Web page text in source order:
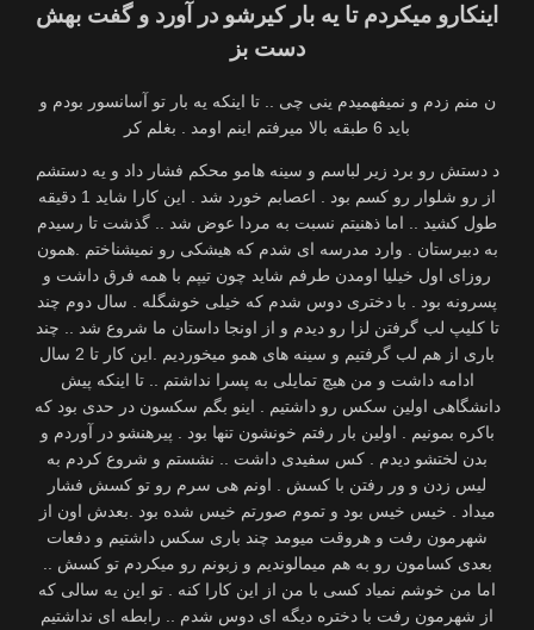
اینکارو میکردم تا یه بار کیرشو در آورد و گفت بهش
دست بز
ن منم زدم و نمیفهمیدم ینی چی .. تا اینکه یه بار تو آسانسور بودم و
باید 6 طبقه بالا میرفتم اینم اومد . بغلم کر
د دستش رو برد زیر لباسم و سینه هامو محکم فشار داد و یه دستشم
از رو شلوار رو کسم بود . اعصابم خورد شد . این کارا شاید 1 دقیقه
طول کشید .. اما ذهنیتم نسبت به مردا عوض شد .. گذشت تا رسیدم
به دبیرستان . وارد مدرسه ای شدم که هیشکی رو نمیشناختم .همون
روزای اول خیلیا اومدن طرفم شاید چون تیپم با همه فرق داشت و
پسرونه بود . با دختری دوس شدم که خیلی خوشگله . سال دوم چند
تا کلیپ لب گرفتن لزا رو دیدم و از اونجا داستان ما شروع شد .. چند
باری از هم لب گرفتیم و سینه های همو میخوردیم .این کار تا 2 سال
ادامه داشت و من هیچ تمایلی به پسرا نداشتم .. تا اینکه پیش
دانشگاهی اولین سکس رو داشتیم . اینو بگم سکسون در حدی بود که
باکره بمونیم . اولین بار رفتم خونشون تنها بود . پیرهنشو در آوردم و
بدن لختشو دیدم . کس سفیدی داشت .. نشستم و شروع کردم به
لیس زدن و ور رفتن با کسش . اونم هی سرم رو تو کسش فشار
میداد . خیس خیس بود و تموم صورتم خیس شده بود .بعدش اون از
شهرمون رفت و هروقت میومد چند باری سکس داشتیم و دفعات
بعدی کسامون رو به هم میمالوندیم و زبونم رو میکردم تو کسش ..
اما من خوشم نمیاد کسی با من از این کارا کنه . تو این یه سالی که
از شهرمون رفت با دختره دیگه ای دوس شدم .. رابطه ای نداشتیم